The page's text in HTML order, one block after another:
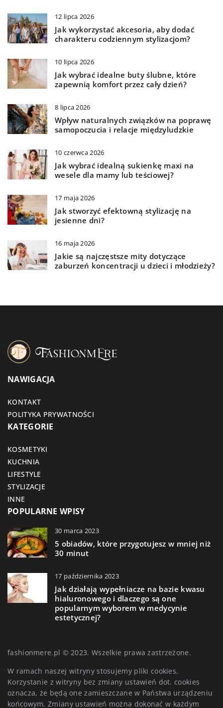
12 lipca 2026
Jak wykorzystać akcesoria, aby dodać
charakteru codziennym stylizacjom?
10 lipca 2026
Jak wybrać idealne buty ślubne, które
zapewnią komfort przez cały dzień?
8 lipca 2026
Wpływ naturalnych związków na poprawę
samopoczucia i relacje międzyludzkie
10 czerwca 2026
Jak wybrać idealną sukienkę maxi na
wesele dla mamy lub teściowej?
17 maja 2026
Jak stworzyć efektowną stylizację na
jesienne dni?
16 maja 2026
Jakie są najczęstsze mity dotyczące
zaburzeń koncentracji u dzieci i młodzieży?
NAWIGACJA
KONTAKT
POLITYKA PRYWATNOŚCI
KATEGORIE
KOSMETYKI
KUCHNIA
LIFESTYLE
STYLIZACJE
INNE
POPULARNE WPISY
30 marca 2023
5 obiadów, które przygotujesz w mniej niż
30 minut
17 października 2023
Jak działają wypełniacze na bazie kwasu
hialuronowego i dlaczego są one
popularnym wyborem w medycynie
estetycznej?
fashionmere.pl © 2023. Wszelkie prawa zastrzeżone.
W ramach naszej witryny stosujemy pliki cookies.
Korzystanie z witryny bez zmiany ustawień dot. cookies
oznacza, że będą one zamieszczane w Państwa urządzeniu
końcowym. Zmiany ustawień można dokonać w każdym